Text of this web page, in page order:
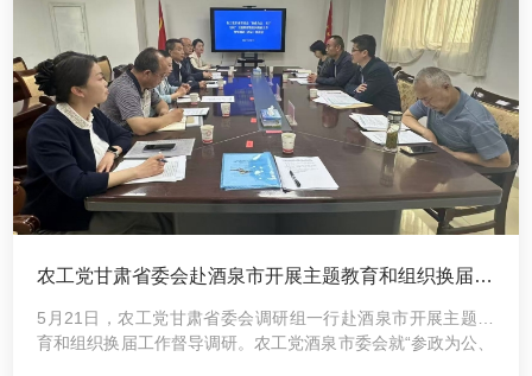
农工党甘肃省委会赴酒泉市开展主题教育和组织换届工
作督导调研
5月21日，农工党甘肃省委会调研组一行赴酒泉市开展主题教
育和组织换届工作督导调研。农工党酒泉市委会就“参政为公、